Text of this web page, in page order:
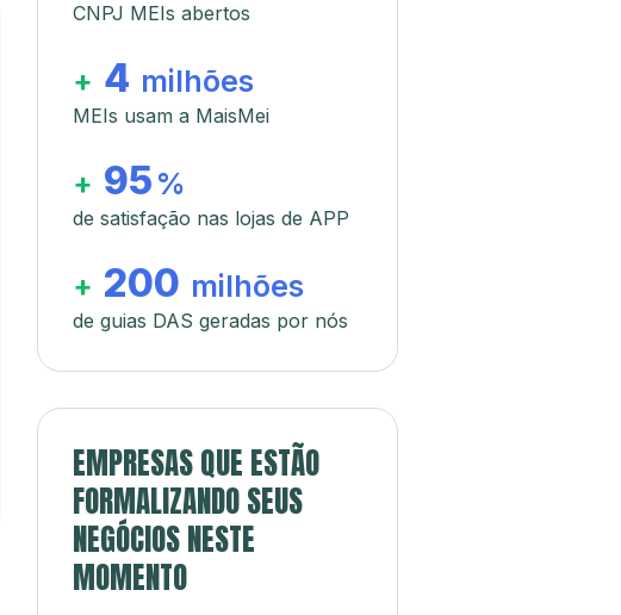
CNPJ MEIs abertos
+ 4 milhões
MEIs usam a MaisMei
+ 95 %
de satisfação nas lojas de APP
+ 200 milhões
de guias DAS geradas por nós
EMPRESAS QUE ESTÃO
FORMALIZANDO SEUS
NEGÓCIOS NESTE
MOMENTO